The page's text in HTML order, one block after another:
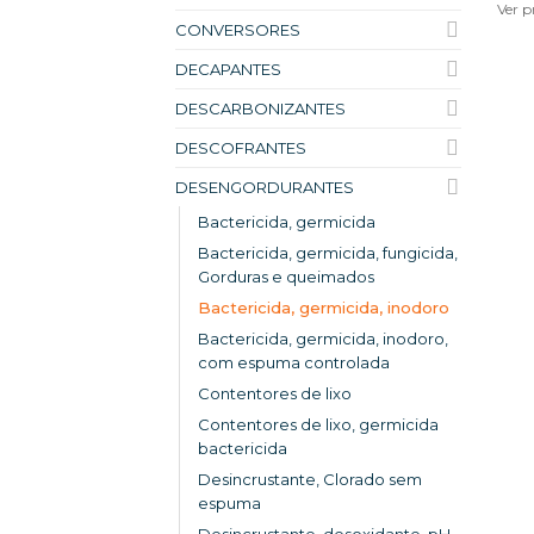
CONVERSORES
DECAPANTES
DESCARBONIZANTES
DESCOFRANTES
DESENGORDURANTES
Bactericida, germicida
Bactericida, germicida, fungicida,
Gorduras e queimados
Bactericida, germicida, inodoro
Bactericida, germicida, inodoro,
com espuma controlada
Contentores de lixo
Contentores de lixo, germicida
bactericida
Desincrustante, Clorado sem
espuma
Ver